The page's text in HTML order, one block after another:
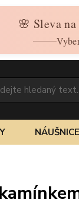
🌸 Sleva
NÁUŠNICE